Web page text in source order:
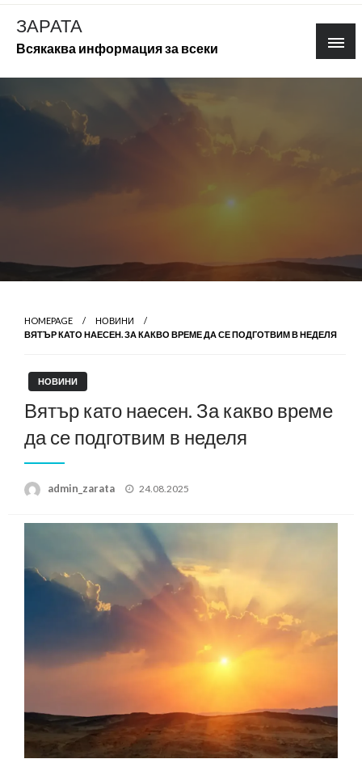
Skip
content
ЗАРАТА
Всякаква информация за всеки
HOMEPAGE
НОВИНИ
ВЯТЪР КАТО НАЕСЕН. ЗА КАКВО ВРЕМЕ ДА СЕ ПОДГОТВИМ В НЕДЕЛЯ
НОВИНИ
Вятър като наесен. За какво време
да се подготвим в неделя
admin_zarata
Posted
24.08.2025